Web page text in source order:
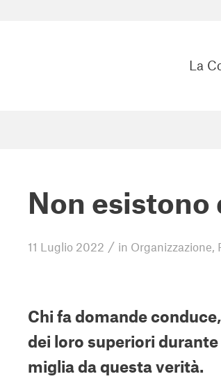
La
Non
11 Luglio 2022 / in Organizzazione,
Chi fa domande
dei loro superiori
miglia da questa verità.